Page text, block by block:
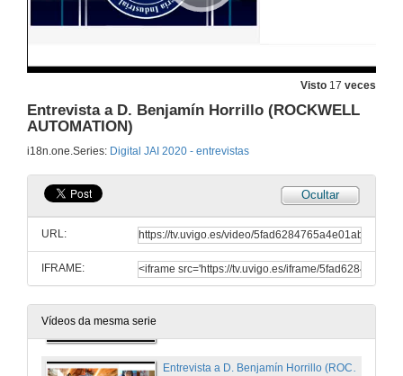
Visto 17 veces
Entrevista a D. Benjamín Horrillo (ROCKWELL
AUTOMATION)
i18n.one.Series: Digital JAI 2020 - entrevistas
Ocultar
URL:
IFRAME:
Vídeos da mesma serie
12 de nov. de 2020
Entrevista a D. Alejandro Climent (UNIVERSAL ROBOTS)
12 de nov. de 2020
Entrevista a D. Aitor Fernández (ROBOTPLUS)
Entrevista a D. Benjamín Horrillo (ROCKWELL AUTOMATION)